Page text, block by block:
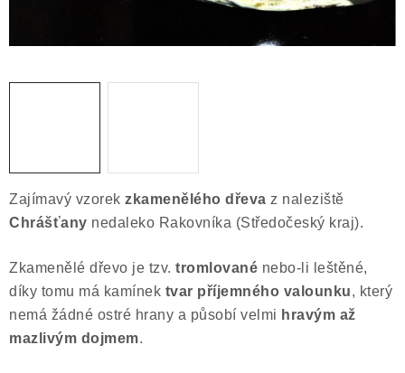
Výkup minerálů a drahých kamenů
Formulář pro odstoupení od smlouvy
Poučení o právu na odstoupení od smlouvy
Zajímavý vzorek zkamenělého dřeva z naleziště
Chrášťany nedaleko Rakovníka (Středočeský kraj).
Zkamenělé dřevo je tzv. tromlované nebo-li leštěné,
díky tomu má kamínek tvar příjemného valounku, který
nemá žádné ostré hrany a působí velmi hravým až
mazlivým dojmem.